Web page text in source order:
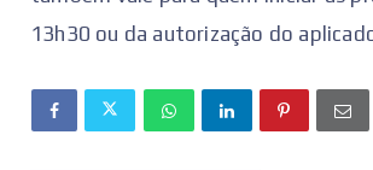
13h30 ou da autorização do